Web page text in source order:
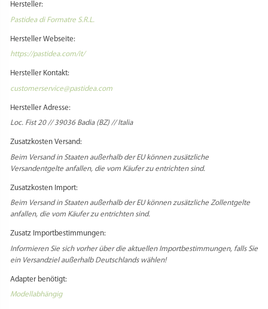
Hersteller:
Pastidea di Formatre S.R.L.
Hersteller Webseite:
https://pastidea.com/it/
Hersteller Kontakt:
customerservice@pastidea.com
Hersteller Adresse:
Loc. Fist 20 // 39036 Badia (BZ) // Italia
Zusatzkosten Versand:
Beim Versand in Staaten außerhalb der EU können zusätzliche
Versandentgelte anfallen, die vom Käufer zu entrichten sind.
Zusatzkosten Import:
Beim Versand in Staaten außerhalb der EU können zusätzliche Zollentgelte
anfallen, die vom Käufer zu entrichten sind.
Zusatz Importbestimmungen:
Informieren Sie sich vorher über die aktuellen Importbestimmungen, falls Sie
ein Versandziel außerhalb Deutschlands wählen!
Adapter benötigt:
Modellabhängig